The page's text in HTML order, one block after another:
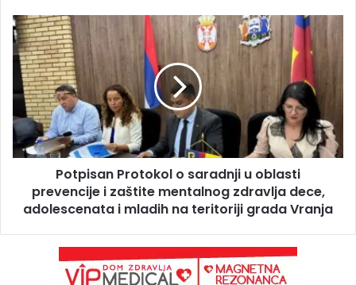
Potpisan Protokol o saradnji u oblasti
prevencije i zaštite mentalnog zdravlja dece,
adolescenata i mladih na teritoriji grada Vranja